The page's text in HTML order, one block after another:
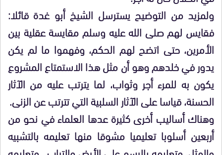
ولمزيد من التوضيح يسترسل الشيخ أبو غدة قائلا:
فقايس لهم صلى الله عليه وسلم مقايسة عقلية بين
الأمرين، حتى اتضح لهم الحكم، وفهموا ما لم يكن
يدور في خلدهم وهو أن مثل هذا الاستمتاع المشروع
يكون به للمرء أجر وثواب، لما يترتب عليه من الآثار
الحسنة، قياسا على الآثار السلبية التي تترتب عن الزنى.
وهناك أساليب أخرى كثيرة عدها العلماء في نحو من
أربعين أسلوبا تعليميا مشوقا منها تعليمه بالتشبيه